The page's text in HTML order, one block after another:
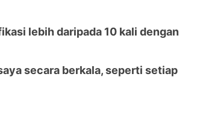
lebih daripada 10 kali dengan
secara berkala, seperti setiap